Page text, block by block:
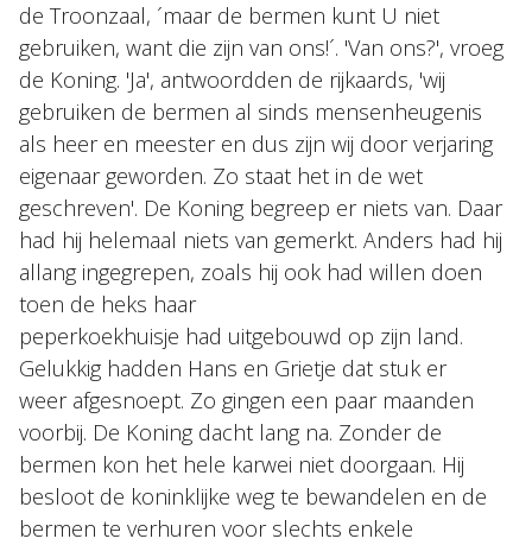
de Troonzaal, ´maar de bermen kunt U niet
gebruiken, want die zijn van ons!´. 'Van ons?', vroeg
de Koning. 'Ja', antwoordden de rijkaards, 'wij
gebruiken de bermen al sinds mensenheugenis
als heer en meester en dus zijn wij door verjaring
eigenaar geworden. Zo staat het in de wet
geschreven'. De Koning begreep er niets van. Daar
had hij helemaal niets van gemerkt. Anders had hij
allang ingegrepen, zoals hij ook had willen doen
toen de heks haar
peperkoekhuisje had uitgebouwd op zijn land.
Gelukkig hadden Hans en Grietje dat stuk er
weer afgesnoept. Zo gingen een paar maanden
voorbij. De Koning dacht lang na. Zonder de
bermen kon het hele karwei niet doorgaan. Hij
besloot de koninklijke weg te bewandelen en de
bermen te verhuren voor slechts enkele